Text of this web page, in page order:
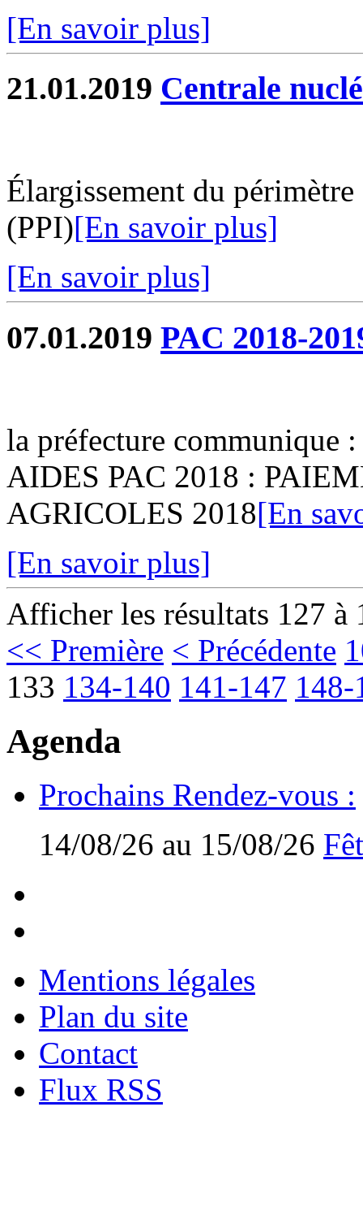
[En savoir plus]
21.01.2019 Centrale
Élargissement du
(PPI)[En savoir plus]
[En savoir plus]
07.01.2019 PAC 2018-
la préfecture
AIDES PAC 2018 :
AGRICOLES 2018[En
[En savoir plus]
Afficher les résultats 127 à
<< Première < Précédente
133 134-140 141-147 148-
Agenda
Prochains Rendez-vous :
14/08/26 au 15/08/26
Mentions légales
Plan du site
Contact
Flux RSS